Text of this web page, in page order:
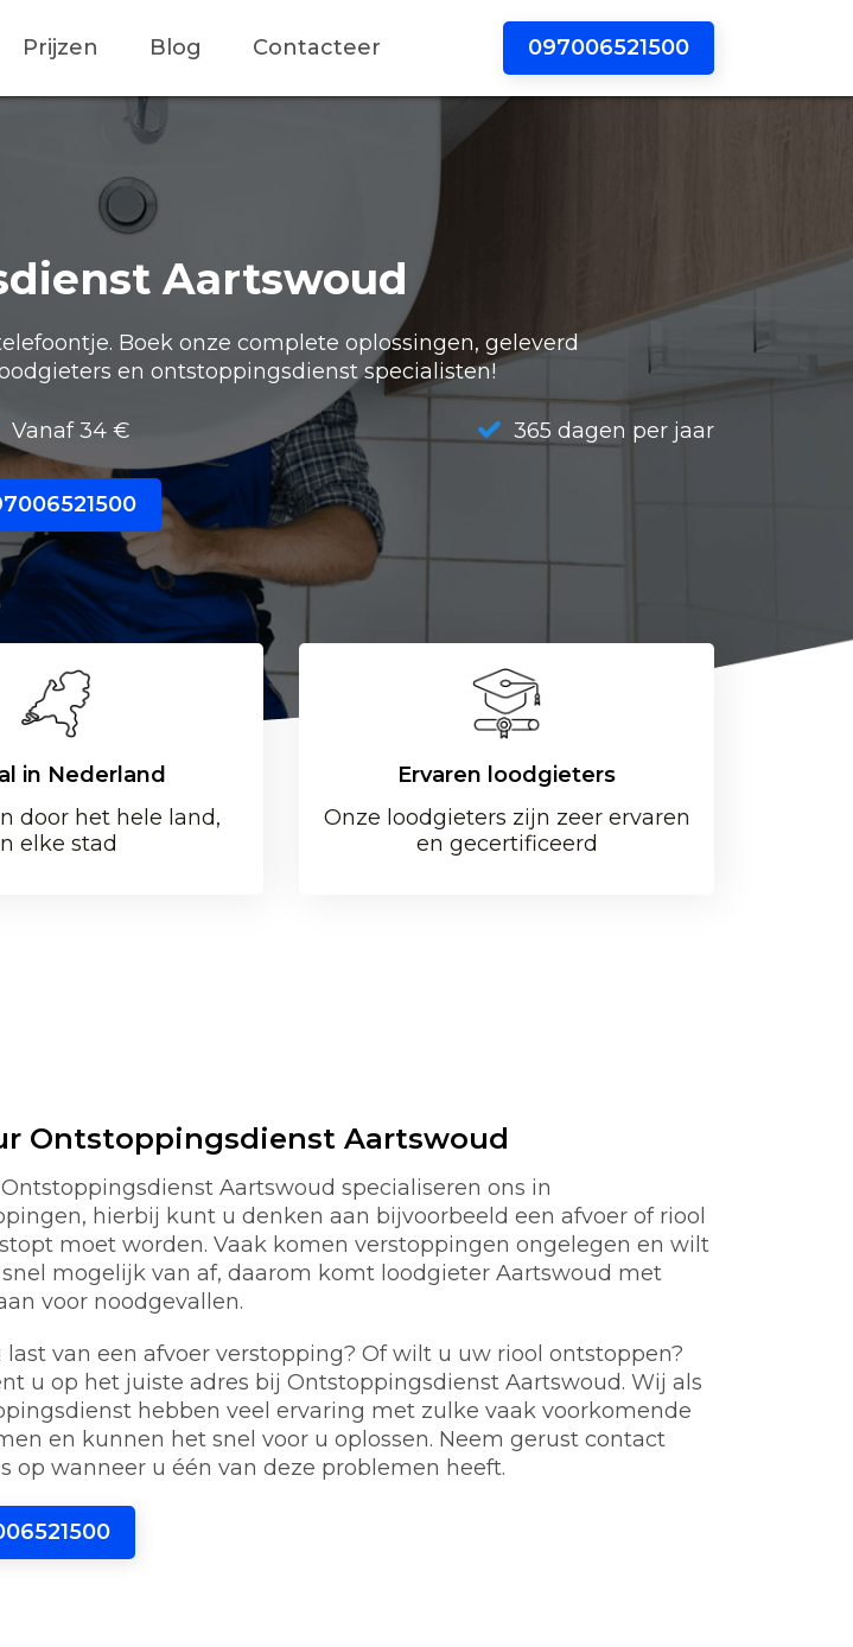
097006521500
Prijzen Blog Contacteer
Aartswoud
Boek onze complete oplossingen, geleverd
en ontstoppingsdienst specialisten!
Vanaf 34 € 365 dagen per jaar
in Nederland
door het hele land,
elke stad
Ervaren loodgieters
Onze loodgieters zijn zeer ervaren
en gecertificeerd
Ontstoppingsdienst Aartswoud
Aartswoud specialiseren ons in
hierbij kunt u denken aan bijvoorbeeld een afvoer of riool
moet worden. Vaak komen verstoppingen ongelegen en wilt
snel mogelijk van af, daarom komt loodgieter Aartswoud met
voor noodgevallen.
last van een afvoer verstopping? Of wilt u uw riool ontstoppen?
u op het juiste adres bij Ontstoppingsdienst Aartswoud. Wij als
hebben veel ervaring met zulke vaak voorkomende
en kunnen het snel voor u oplossen. Neem gerust contact
op wanneer u één van deze problemen heeft.